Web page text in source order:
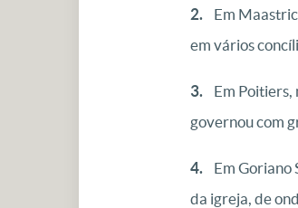
2.Em
em vários
3. Em Poitiers,
governou com
4. Em Goriano
da igreja, de